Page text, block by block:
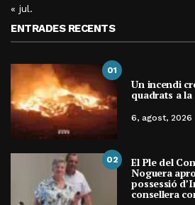
« jul.
ENTRADES RECENTS
01
Un incendi
quadrats a
6, agost, 2026
02 El Ple del
Noguera
possessió
consellera